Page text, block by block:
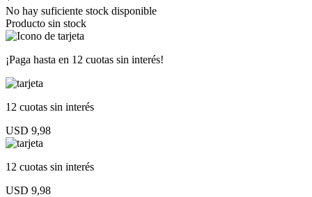
No hay suficiente stock disponible
Producto sin stock
¡Paga hasta en 12 cuotas sin interés!
12 cuotas sin interés
USD 9,98
12 cuotas sin interés
USD 9,98